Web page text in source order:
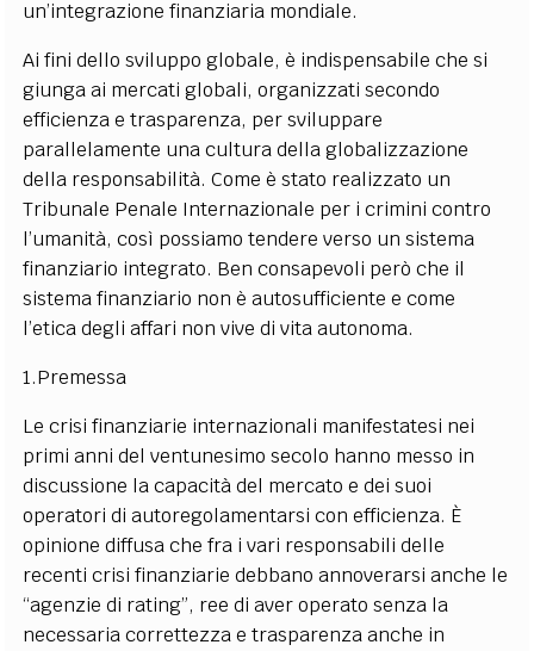
un’integrazione finanziaria mondiale.
Ai fini dello sviluppo globale, è indispensabile che si
giunga ai mercati globali, organizzati secondo
efficienza e trasparenza, per sviluppare
parallelamente una cultura della globalizzazione
della responsabilità. Come è stato realizzato un
Tribunale Penale Internazionale per i crimini contro
l’umanità, così possiamo tendere verso un sistema
finanziario integrato. Ben consapevoli però che il
sistema finanziario non è autosufficiente e come
l’etica degli affari non vive di vita autonoma.
1.Premessa
Le crisi finanziarie internazionali manifestatesi nei
primi anni del ventunesimo secolo hanno messo in
discussione la capacità del mercato e dei suoi
operatori di autoregolamentarsi con efficienza. È
opinione diffusa che fra i vari responsabili delle
recenti crisi finanziarie debbano annoverarsi anche le
“agenzie di rating”, ree di aver operato senza la
necessaria correttezza e trasparenza anche in